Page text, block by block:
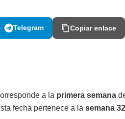
Telegram Copiar enlace
a la primera semana
fecha pertenece a la semana 32